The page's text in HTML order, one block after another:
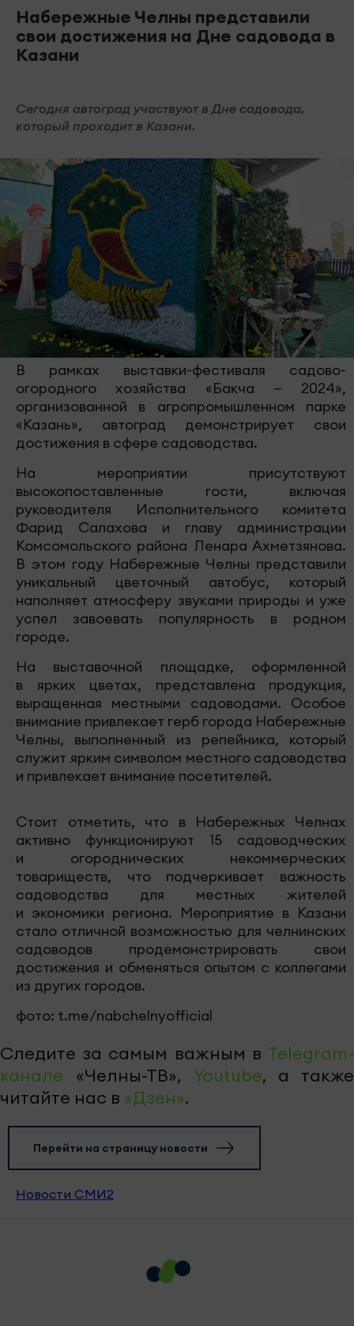
Набережные Челны представили
свои достижения на Дне садовода в
Казани
Сегодня автоград участвуют в Дне садовода,
который проходит в Казани.
В рамках выставки-фестиваля садово-
огородного хозяйства «Бакча — 2024»,
организованной в агропромышленном парке
«Казань», автоград демонстрирует свои
достижения в сфере садоводства.
На мероприятии присутствуют
высокопоставленные гости, включая
руководителя Исполнительного комитета
Фарид Салахова и главу администрации
Комсомольского района Ленара Ахметзянова.
В этом году Набережные Челны представили
уникальный цветочный автобус, который
наполняет атмосферу звуками природы и уже
успел завоевать популярность в родном
городе.
На выставочной площадке, оформленной
в ярких цветах, представлена продукция,
выращенная местными садоводами. Особое
внимание привлекает герб города Набережные
Челны, выполненный из репейника, который
служит ярким символом местного садоводства
и привлекает внимание посетителей.
Стоит отметить, что в Набережных Челнах
активно функционируют 15 садоводческих
и огороднических некоммерческих
товариществ, что подчеркивает важность
садоводства для местных жителей
и экономики региона. Мероприятие в Казани
стало отличной возможностью для челнинских
садоводов продемонстрировать свои
достижения и обменяться опытом с коллегами
из других городов.
фото: t.me/nabchelnyofficial
Следите за самым важным в Telegram-
канале «Челны-ТВ», Youtube, а также
читайте нас в «Дзен».
Перейти на страницу новости
Новости СМИ2